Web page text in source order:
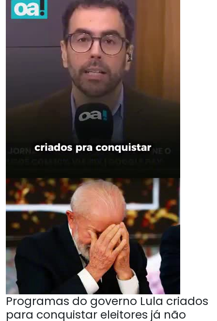
Programas do governo Lula criados
para conquistar eleitores já não